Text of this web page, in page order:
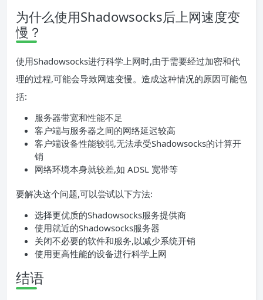
为什么使用Shadowsocks后上网速度变
慢？
使用Shadowsocks进行科学上网时,由于需要经过加密和代
理的过程,可能会导致网速变慢。造成这种情况的原因可能包
括:
服务器带宽和性能不足
客户端与服务器之间的网络延迟较高
客户端设备性能较弱,无法承受Shadowsocks的计算开
销
网络环境本身就较差,如 ADSL 宽带等
要解决这个问题,可以尝试以下方法:
选择更优质的Shadowsocks服务提供商
使用就近的Shadowsocks服务器
关闭不必要的软件和服务,以减少系统开销
使用更高性能的设备进行科学上网
结语